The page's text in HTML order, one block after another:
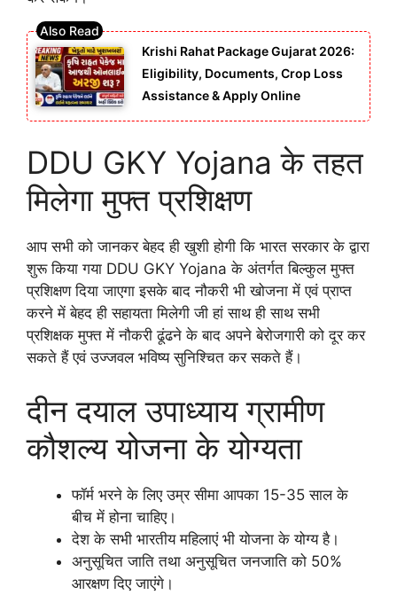
Krishi Rahat Package Gujarat 2026:
Eligibility, Documents, Crop Loss
Assistance & Apply Online
DDU GKY Yojana के तहत
मिलेगा मुफ्त प्रशिक्षण
आप सभी को जानकर बेहद ही खुशी होगी कि भारत सरकार के द्वारा
शुरू किया गया DDU GKY Yojana के अंतर्गत बिल्कुल मुफ्त
प्रशिक्षण दिया जाएगा इसके बाद नौकरी भी खोजना में एवं प्राप्त
करने में बेहद ही सहायता मिलेगी जी हां साथ ही साथ सभी
प्रशिक्षक मुफ्त में नौकरी ढूंढने के बाद अपने बेरोजगारी को दूर कर
सकते हैं एवं उज्जवल भविष्य सुनिश्चित कर सकते हैं।
दीन दयाल उपाध्याय ग्रामीण
कौशल्य योजना के योग्यता
फॉर्म भरने के लिए उम्र सीमा आपका 15-35 साल के
बीच में होना चाहिए।
देश के सभी भारतीय महिलाएं भी योजना के योग्य है।
अनुसूचित जाति तथा अनुसूचित जनजाति को 50%
आरक्षण दिए जाएंगे।